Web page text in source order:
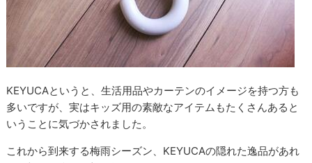
KEYUCAというと、生活用品やカーテンのイメージを持つ方も
多いですが、実はキッズ用の素敵なアイテムもたくさんあると
いうことに気づかされました。
これから到来する梅雨シーズン、KEYUCAの隠れた逸品があれ